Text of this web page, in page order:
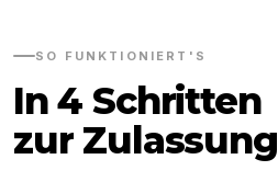
SO FUNKTIONIERT'S
In 4 Schritten
zur Zulassung